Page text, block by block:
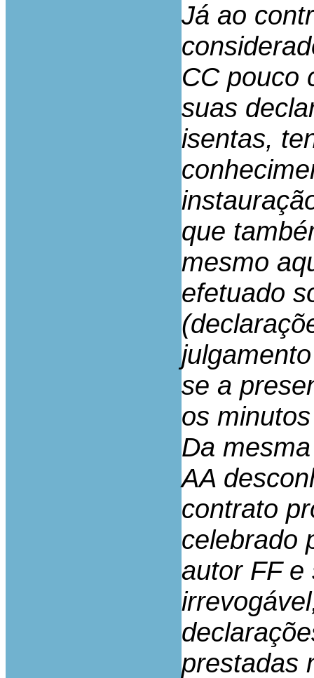
Já ao
CC pouco
suas
isentas,
que
mesmo
efetuado
se a
os
Da
AA
contrato
celebrado
autor FF e
prestadas